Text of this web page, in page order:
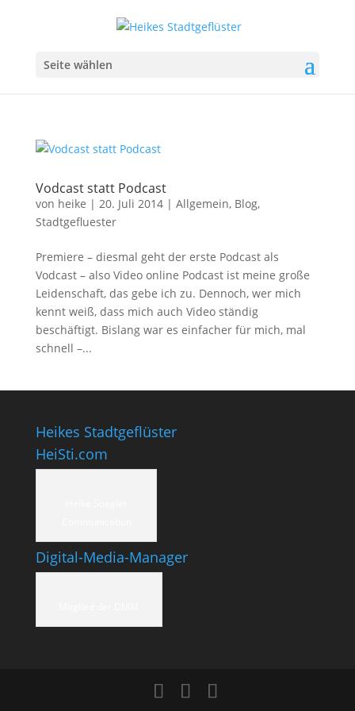
Seite wählen
Vodcast statt Podcast
von heike | 20. Juli 2014| Allgemein, Blog,
Stadtgefluester
Premiere – diesmal geht der erste Podcast als
Vodcast – also Video online Podcast ist meine große
Leidenschaft, das gebe ich zu. Dennoch, wer mich
kennt weiß, dass mich auch Video ständig
beschäftigt. Bislang war es einfacher für mich, mal
schnell –...
Heikes Stadtgeflüster
HeiSti.com
Digital-Media-Manager